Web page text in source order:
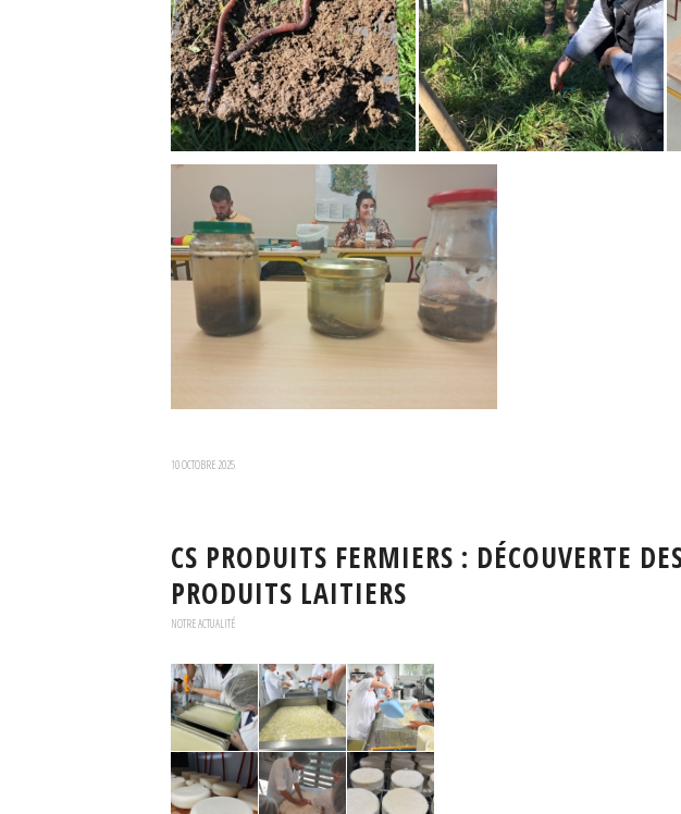
10 OCTOBRE 2025
CS PRODUITS FERMIERS : DÉCOUVERTE
PRODUITS LAITIERS
NOTRE ACTUALITÉ